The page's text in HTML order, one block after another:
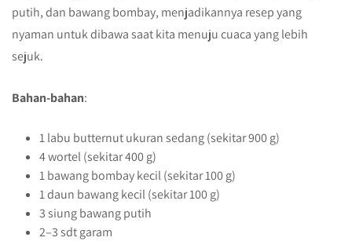
putih, dan bawang bombay, menjadikannya resep yang
nyaman untuk dibawa saat kita menuju cuaca yang lebih
sejuk.
Bahan-bahan:
1 labu butternut ukuran sedang (sekitar 900 g)
4 wortel (sekitar 400 g)
1 bawang bombay kecil (sekitar 100 g)
1 daun bawang kecil (sekitar 100 g)
3 siung bawang putih
2–3 sdt garam